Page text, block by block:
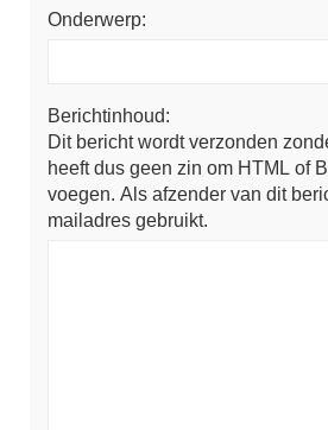
Onderwerp:
Berichtinhoud:
Dit bericht wordt verzonden
heeft dus geen zin om HTML of
voegen. Als afzender van dit
mailadres gebruikt.